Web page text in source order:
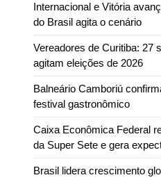
Internacional e Vitória
do Brasil agita o cenário
Vereadores de Curitiba: 27
agitam eleições de 2026
Balneário Camboriú
festival gastronômico
Caixa Econômica Federal
da Super Sete e gera
Brasil lidera crescimento